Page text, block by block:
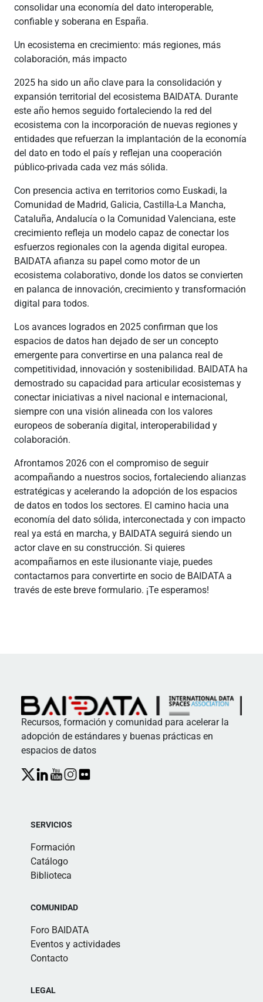
consolidar una economía del dato interoperable,
confiable y soberana en España.
Un ecosistema en crecimiento: más regiones, más
colaboración, más impacto
2025 ha sido un año clave para la consolidación y
expansión territorial del ecosistema BAIDATA. Durante
este año hemos seguido fortaleciendo la red del
ecosistema con la incorporación de nuevas regiones y
entidades que refuerzan la implantación de la economía
del dato en todo el país y reflejan una cooperación
público-privada cada vez más sólida.
Con presencia activa en territorios como Euskadi, la
Comunidad de Madrid, Galicia, Castilla-La Mancha,
Cataluña, Andalucía o la Comunidad Valenciana, este
crecimiento refleja un modelo capaz de conectar los
esfuerzos regionales con la agenda digital europea.
BAIDATA afianza su papel como motor de un
ecosistema colaborativo, donde los datos se convierten
en palanca de innovación, crecimiento y transformación
digital para todos.
Los avances logrados en 2025 confirman que los
espacios de datos han dejado de ser un concepto
emergente para convertirse en una palanca real de
competitividad, innovación y sostenibilidad. BAIDATA ha
demostrado su capacidad para articular ecosistemas y
conectar iniciativas a nivel nacional e internacional,
siempre con una visión alineada con los valores
europeos de soberanía digital, interoperabilidad y
colaboración.
Afrontamos 2026 con el compromiso de seguir
acompañando a nuestros socios, fortaleciendo alianzas
estratégicas y acelerando la adopción de los espacios
de datos en todos los sectores. El camino hacia una
economía del dato sólida, interconectada y con impacto
real ya está en marcha, y BAIDATA seguirá siendo un
actor clave en su construcción. Si quieres
acompañarnos en este ilusionante viaje, puedes
contactarnos para convertirte en socio de BAIDATA a
través de este breve formulario. ¡Te esperamos!
Recursos, formación y comunidad para acelerar la
adopción de estándares y buenas prácticas en
espacios de datos
SERVICIOS
Formación
Catálogo
Biblioteca
COMUNIDAD
Foro BAIDATA
Eventos y actividades
Contacto
LEGAL